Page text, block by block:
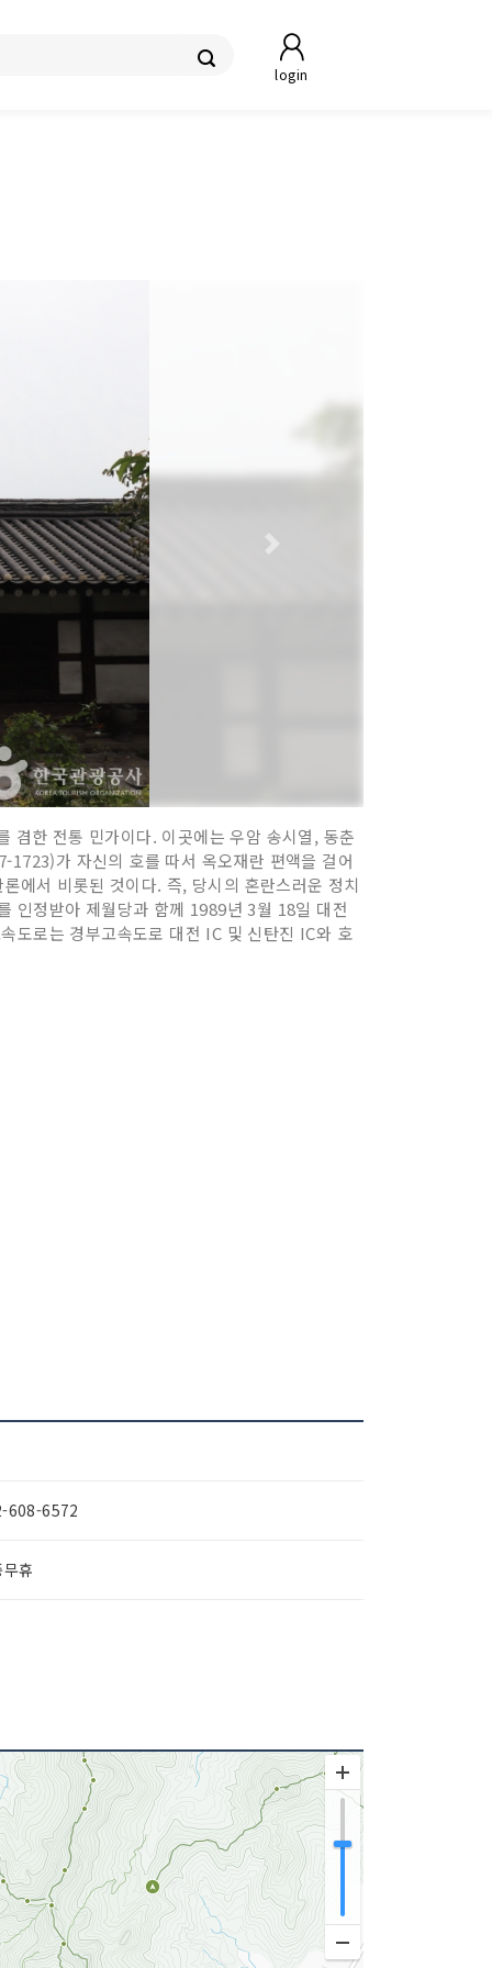
login
겸한 전통 민가이다. 이곳에는 우암 송시열, 동춘
가 자신의 호를 따서 옥오재란 편액을 걸어
에서 비롯된 것이다. 즉, 당시의 혼란스러운 정치
인정받아 제월당과 함께 1989년 3월 18일 대전
도로는 경부고속도로 대전 IC 및 신탄진 IC와 호
608-6572
휴